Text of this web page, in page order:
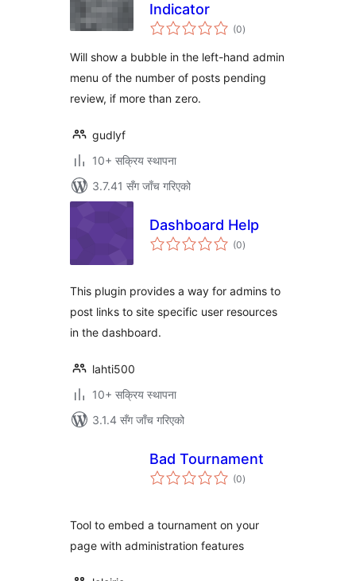
Indicator
(0कुल
रेटिङ्गहरू
)
Will show a bubble in the left-hand admin
menu of the number of posts pending
review, if more than zero.
gudlyf
10+ सक्रिय स्थापना
3.7.41 सँग जाँच गरिएको
Dashboard Help
(0कुल
रेटिङ्गहरू
)
This plugin provides a way for admins to
post links to site specific user resources
in the dashboard.
lahti500
10+ सक्रिय स्थापना
3.1.4 सँग जाँच गरिएको
Bad Tournament
(0कुल
रेटिङ्गहरू
)
Tool to embed a tournament on your
page with administration features